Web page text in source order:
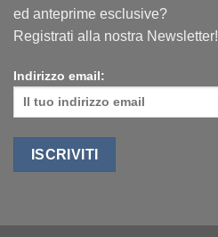
ed anteprime esclusive?
Registrati alla nostra Newsletter!
Indirizzo email: